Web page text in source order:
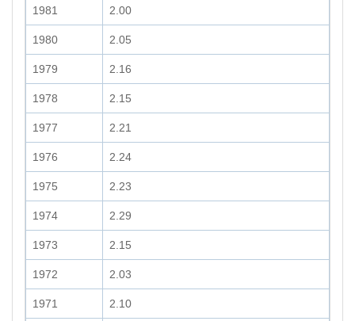
1981 2.00
1980 2.05
1979 2.16
1978 2.15
1977 2.21
1976 2.24
1975 2.23
1974 2.29
1973 2.15
1972 2.03
1971 2.10